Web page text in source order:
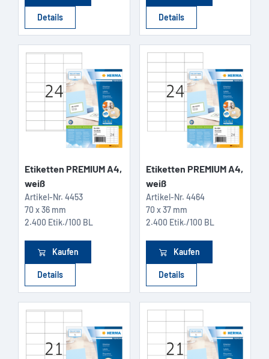
Details Details
Etiketten PREMIUM A4,
weiß
Artikel-Nr. 4453
70 x 36 mm
2.400 Etik./100 BL
Kaufen
Details
Etiketten PREMIUM A4,
weiß
Artikel-Nr. 4464
70 x 37 mm
2.400 Etik./100 BL
Kaufen
Details